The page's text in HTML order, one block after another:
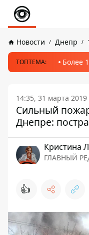
Новости Днепр
ТОПТЕМА: Более
14:35, 31 марта 2019
Сильный
Днепре:
Кристина
ГЛАВНЫЙ
👍